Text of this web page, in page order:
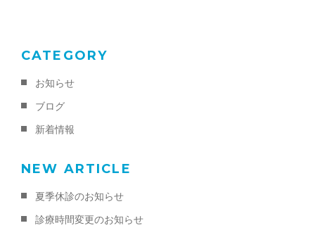
CATEGORY
お知らせ
ブログ
新着情報
NEW ARTICLE
夏季休診のお知らせ
診療時間変更のお知らせ